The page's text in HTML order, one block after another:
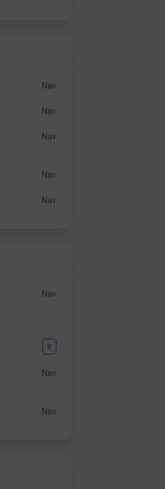
Nav
Nav
Nav
Nav
Nav
Nav
Ir
Nav
Nav